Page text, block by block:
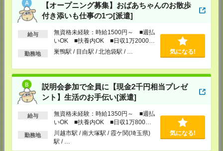
【オープニング募集】おばあちゃんのお散歩
付き添いも仕事の1つ[派遣]
給与
無資格未経験：時給1500円～ ■週払
いOK ■扶養内OK ■日収1万2000円
以上
勤務地 巣鴨駅 / 目白駅 / 北池袋駅 / … 気になる!
説明会参加で全員に【現金2千円相当プレゼ
ント】生活のお手伝い[派遣]
給与
無資格未経験：時給1350円～ ■週払
いOK ■扶養内OK ■日収1万800円
以上
勤務地
川越市駅 / 南大塚駅 / 霞ケ関(埼玉県)
駅 / …
気になる!
〒190-0012
東京都立川市曙町2-34-7 ファーレイーストビル 8F
TEL：0120-659-460
担当：採用担当
CS横浜支店
神奈川県横浜市西区みなとみらい 2-2-1 横浜ランドマークタワー36F
TEL：0120-659-459
MAIL：CS_YOKOHAMA@manpowergroup.jp
担当：採用担当
CS大宮支店
〒330-0854 埼玉県さいたま市大宮区桜木町 1-10-16 シーノ大宮ノース
TEL：0120-769-355
MAIL：CS_OMIYA@manpowergroup.jp